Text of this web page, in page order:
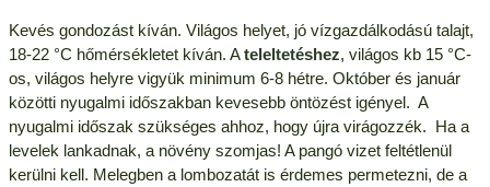
Kevés gondozást kíván. Világos helyet, jó vízgazdálkodású talajt,
18-22 °C hőmérsékletet kíván. Ateleltetéshez, világos kb 15 °C-
os, világos helyre vigyük minimum 6-8 hétre. Október és január
közötti nyugalmi időszakban kevesebb öntözést igényel. A
nyugalmi időszak szükséges ahhoz, hogy újra virágozzék. Ha a
levelek lankadnak, a növény szomjas! A pangó vizet feltétlenül
kerülni kell. Melegben a lombozatát is érdemes permetezni, de a